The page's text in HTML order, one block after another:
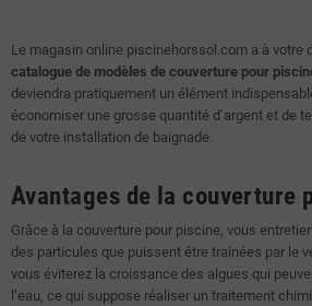
Le magasin online piscinehorssol.com a à votre
catalogue de modèles de couverture pour
deviendra pratiquement un élément
économiser une grosse quantité d’argent et de
de votre installation de baignade.
Avantages de la couverture
Grâce à la couverture pour piscine, vous
des particules que puissent être trainées par le
vous éviterez la croissance des algues qui
l’eau, ce qui suppose réaliser un traitement